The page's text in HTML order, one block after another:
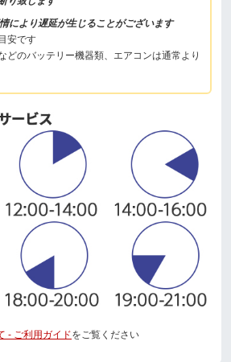
により遅延が生じることがございます
安です
どのバッテリー機器類、エアコンは通常より
- ご利用ガイドをご覧ください